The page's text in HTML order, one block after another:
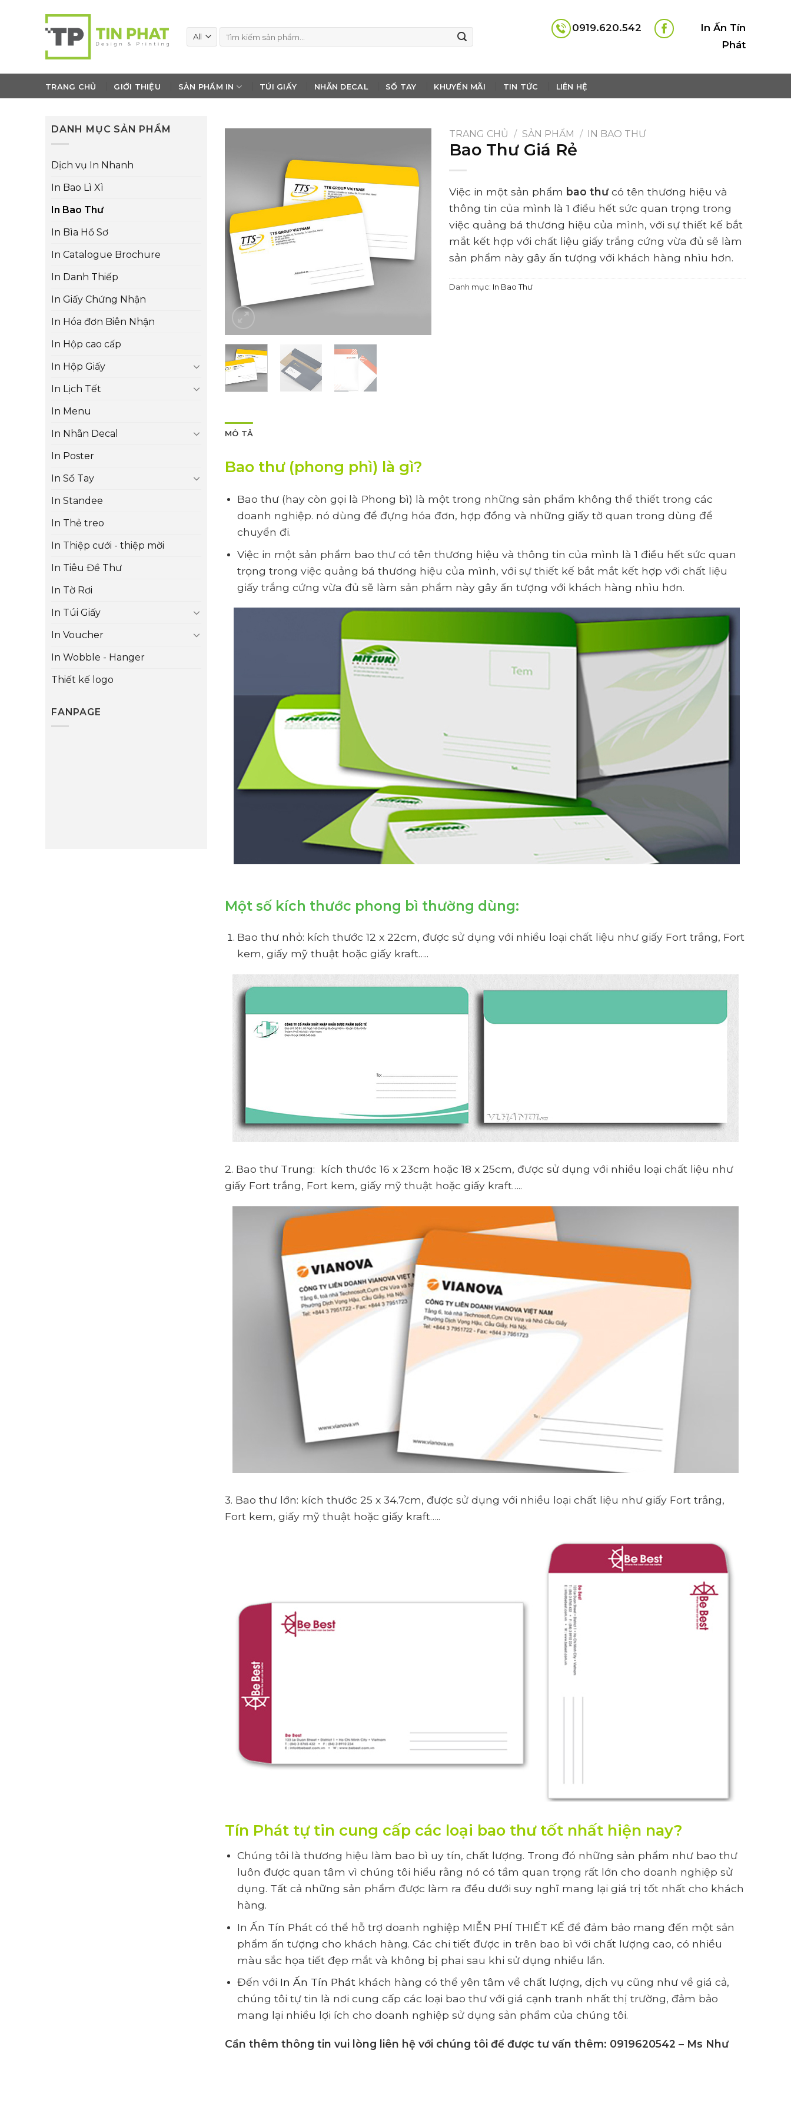
0919.620.542
In Ấn Tín
Phát
TRANG CHỦ GIỚI THIỆU SẢN PHẨM IN TÚI GIẤY NHÃN DECAL SỔ TAY KHUYẾN MÃI TIN TỨC LIÊN HỆ
DANH MỤC SẢN PHẨM
Dịch vụ In Nhanh
In Bao Lì Xì
In Bao Thư
In Bìa Hồ Sơ
In Catalogue Brochure
In Danh Thiếp
In Giấy Chứng Nhận
In Hóa đơn Biên Nhận
In Hộp cao cấp
In Hộp Giấy
In Lịch Tết
In Menu
In Nhãn Decal
In Poster
In Sổ Tay
In Standee
In Thẻ treo
In Thiệp cưới - thiệp mời
In Tiêu Đề Thư
In Tờ Rơi
In Túi Giấy
In Voucher
In Wobble - Hanger
Thiết kế logo
FANPAGE
TRANG CHỦ / SẢN PHẨM / IN BAO THƯ
Bao Thư Giá Rẻ
Việc in một sản phẩm bao thư có tên thương hiệu và
thông tin của mình là 1 điều hết sức quan trọng trong
việc quảng bá thương hiệu của mình, với sự thiết kế bắt
mắt kết hợp với chất liệu giấy trắng cứng vừa đủ sẽ làm
sản phẩm này gây ấn tượng với khách hàng nhìu hơn.
Danh mục: In Bao Thư
MÔ TẢ
Bao thư (phong phì) là gì?
Bao thư (hay còn gọi là Phong bì) là một trong những sản phẩm không thể thiết trong các
doanh nghiệp. nó dùng để đựng hóa đơn, hợp đồng và những giấy tờ quan trong dùng để
chuyển đi.
Việc in một sản phẩm bao thư có tên thương hiệu và thông tin của mình là 1 điều hết sức quan
trọng trong việc quảng bá thương hiệu của mình, với sự thiết kế bắt mắt kết hợp với chất liệu
giấy trắng cứng vừa đủ sẽ làm sản phẩm này gây ấn tượng với khách hàng nhìu hơn.
Một số kích thước phong bì thường dùng:
Bao thư nhỏ: kích thước 12 x 22cm, được sử dụng với nhiều loại chất liệu như giấy Fort trắng, Fort
kem, giấy mỹ thuật hoặc giấy kraft…..
2. Bao thư Trung: kích thước 16 x 23cm hoặc 18 x 25cm, được sử dụng với nhiều loại chất liệu như
giấy Fort trắng, Fort kem, giấy mỹ thuật hoặc giấy kraft…..
3. Bao thư lớn: kích thước 25 x 34.7cm, được sử dụng với nhiều loại chất liệu như giấy Fort trắng,
Fort kem, giấy mỹ thuật hoặc giấy kraft…..
Tín Phát tự tin cung cấp các loại bao thư tốt nhất hiện nay?
Chúng tôi là thương hiệu làm bao bì uy tín, chất lượng. Trong đó những sản phẩm như bao thư
luôn được quan tâm vì chúng tôi hiểu rằng nó có tầm quan trọng rất lớn cho doanh nghiệp sử
dụng. Tất cả những sản phẩm được làm ra đều dưới suy nghĩ mang lại giá trị tốt nhất cho khách
hàng.
In Ấn Tín Phát có thể hỗ trợ doanh nghiệp MIỄN PHÍ THIẾT KẾ để đảm bảo mang đến một sản
phẩm ấn tượng cho khách hàng. Các chi tiết được in trên bao bì với chất lượng cao, có nhiều
màu sắc họa tiết đẹp mắt và không bị phai sau khi sử dụng nhiều lần.
Đến với In Ấn Tín Phátkhách hàng có thể yên tâm về chất lượng, dịch vụ cũng như về giá cả,
chúng tôi tự tin là nơi cung cấp các loại bao thư với giá cạnh tranh nhất thị trường, đảm bảo
mang lại nhiều lợi ích cho doanh nghiệp sử dụng sản phẩm của chúng tôi.
Cần thêm thông tin vui lòng liên hệ với chúng tôi để được tư vấn thêm: 0919620542 – Ms Như